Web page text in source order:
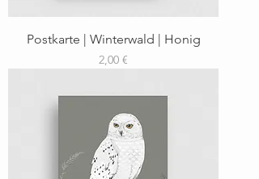
Postkarte | Winterwald | Honig
Preis
2,00 €